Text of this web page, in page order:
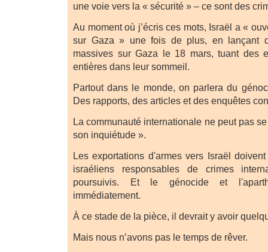
une voie vers la « sécurité » – ce sont des
Au moment où j’écris ces mots, Israël a «
sur Gaza » une fois de plus, en lançant
massives sur Gaza le 18 mars, tuant des
entières dans leur sommeil.
Partout dans le monde, on parlera du
Des rapports, des articles et des enquêtes
La communauté internationale ne peut pas
son inquiétude ».
Les exportations d'armes vers Israël
israéliens responsables de crimes
poursuivis. Et le génocide et
immédiatement.
À ce stade de la pièce, il devrait y avoir
Mais nous n’avons pas le temps de rêver.